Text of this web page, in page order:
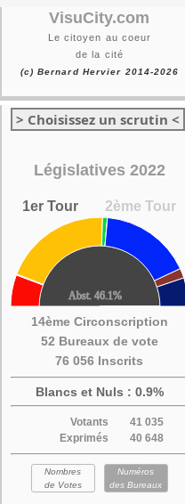
VisuCity.com
Le citoyen au coeur
de la cité
(c) Bernard Hervier 2014-2026
> Choisissez un scrutin <
Législatives 2022
1er Tour 2ème Tour
14ème Circonscription
52 Bureaux de vote
76 056 Inscrits
Blancs et Nuls : 0.9%
Votants
41 035
Exprimés
40 648
Nombres
de Votes
Numéros
des Bureaux